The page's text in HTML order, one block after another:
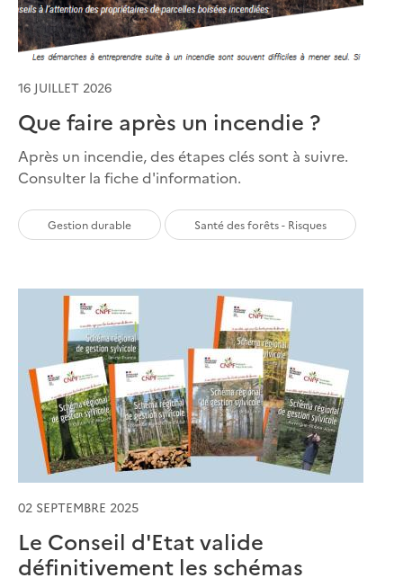
16 JUILLET 2026
Que faire après un incendie ?
Après un incendie, des étapes clés sont à suivre.
Consulter la fiche d'information.
Gestion durable Santé des forêts - Risques
02 SEPTEMBRE 2025
Le Conseil d'Etat valide
définitivement les schémas